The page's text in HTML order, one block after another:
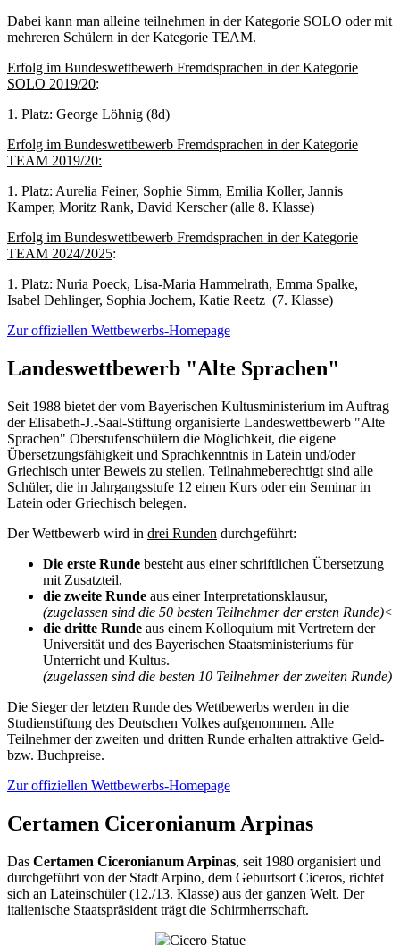
Dabei kann man alleine teilnehmen in der Kategorie SOLO oder mit
mehreren Schülern in der Kategorie TEAM.
Erfolg im Bundeswettbewerb Fremdsprachen in der Kategorie
SOLO 2019/20:
1. Platz: George Löhnig (8d)
Erfolg im Bundeswettbewerb Fremdsprachen in der Kategorie
TEAM 2019/20:
1. Platz: Aurelia Feiner, Sophie Simm, Emilia Koller, Jannis
Kamper, Moritz Rank, David Kerscher (alle 8. Klasse)
Erfolg im Bundeswettbewerb Fremdsprachen in der Kategorie
TEAM 2024/2025:
1. Platz: Nuria Poeck, Lisa-Maria Hammelrath, Emma Spalke,
Isabel Dehlinger, Sophia Jochem, Katie Reetz (7. Klasse)
Zur offiziellen Wettbewerbs-Homepage
Landeswettbewerb "Alte Sprachen"
Seit 1988 bietet der vom Bayerischen Kultusministerium im Auftrag
der Elisabeth-J.-Saal-Stiftung organisierte Landeswettbewerb "Alte
Sprachen" Oberstufenschülern die Möglichkeit, die eigene
Übersetzungsfähigkeit und Sprachkenntnis in Latein und/oder
Griechisch unter Beweis zu stellen. Teilnahmeberechtigt sind alle
Schüler, die in Jahrgangsstufe 12 einen Kurs oder ein Seminar in
Latein oder Griechisch belegen.
Der Wettbewerb wird in drei Runden durchgeführt:
Die erste Runde besteht aus einer schriftlichen Übersetzung
mit Zusatzteil,
die zweite Runde aus einer Interpretationsklausur,
(zugelassen sind die 50 besten Teilnehmer der ersten Runde)<
die dritte Runde aus einem Kolloquium mit Vertretern der
Universität und des Bayerischen Staatsministeriums für
Unterricht und Kultus.
(zugelassen sind die besten 10 Teilnehmer der zweiten Runde)
Die Sieger der letzten Runde des Wettbewerbs werden in die
Studienstiftung des Deutschen Volkes aufgenommen. Alle
Teilnehmer der zweiten und dritten Runde erhalten attraktive Geld-
bzw. Buchpreise.
Zur offiziellen Wettbewerbs-Homepage
Certamen Ciceronianum Arpinas
Das Certamen Ciceronianum Arpinas, seit 1980 organisiert und
durchgeführt von der Stadt Arpino, dem Geburtsort Ciceros, richtet
sich an Lateinschüler (12./13. Klasse) aus der ganzen Welt. Der
italienische Staatspräsident trägt die Schirmherrschaft.